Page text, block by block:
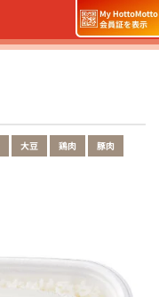
大豆 鶏肉
豚肉